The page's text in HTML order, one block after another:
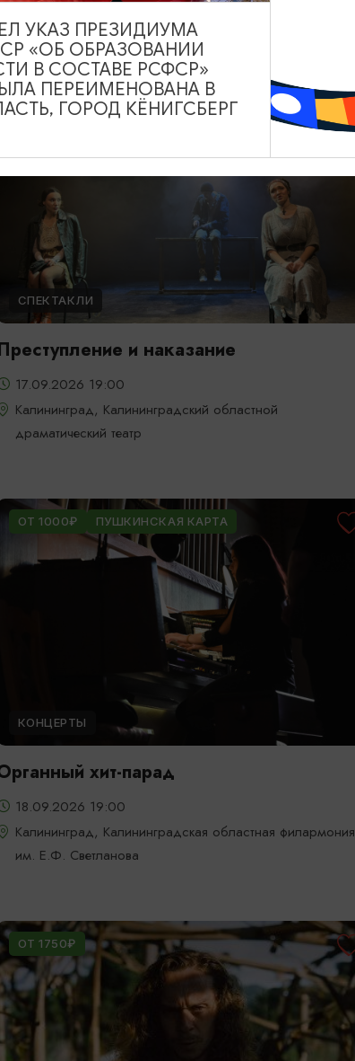
ОТ 800₽
СПЕКТАКЛИ
и наказание
17.09.2026 19:00
Калининград, Калининградский областной
драматический театр
ОТ 1000₽ ПУШКИНСКАЯ КАРТА
КОНЦЕРТЫ
хит-парад
18.09.2026 19:00
Калининград, Калининградская областная филармония
им. Е.Ф. Светланова
ОТ 1750₽
УКАЗ ПРЕЗИДИУМА
«ОБ ОБРАЗОВАНИИ
В СОСТАВЕ РСФСР»
ПЕРЕИМЕНОВАНА В
ГОРОД КЁНИГСБЕРГ